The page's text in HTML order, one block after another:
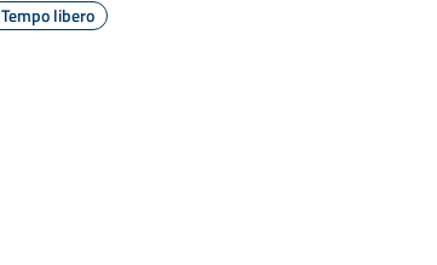
Tempo libero